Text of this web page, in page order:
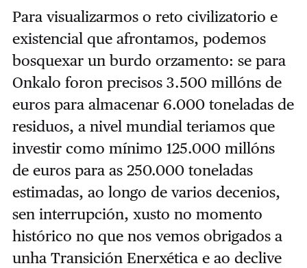
Para visualizarmos o reto civilizatorio e
existencial que afrontamos, podemos
bosquexar un burdo orzamento: se para
Onkalo foron precisos 3.500 millóns de
euros para almacenar 6.000 toneladas de
residuos, a nivel mundial teriamos que
investir como mínimo 125.000 millóns
de euros para as 250.000 toneladas
estimadas, ao longo de varios decenios,
sen interrupción, xusto no momento
histórico no que nos vemos obrigados a
unha Transición Enerxética e ao declive